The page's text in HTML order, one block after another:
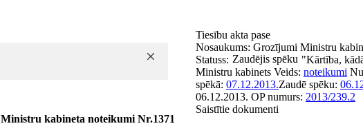
Ministru kabineta noteikumi Nr.1371
Tiesību akta pase
Nosaukums: Grozījumi Ministru
"Kārtība,
Statuss: Zaudējis spēku
Ministru kabinets Veids: noteikumi
spēkā: 07.12.2013.Zaudē spēku:
06.12.2013. OP numurs: 2013/239.2
Saistītie dokumenti